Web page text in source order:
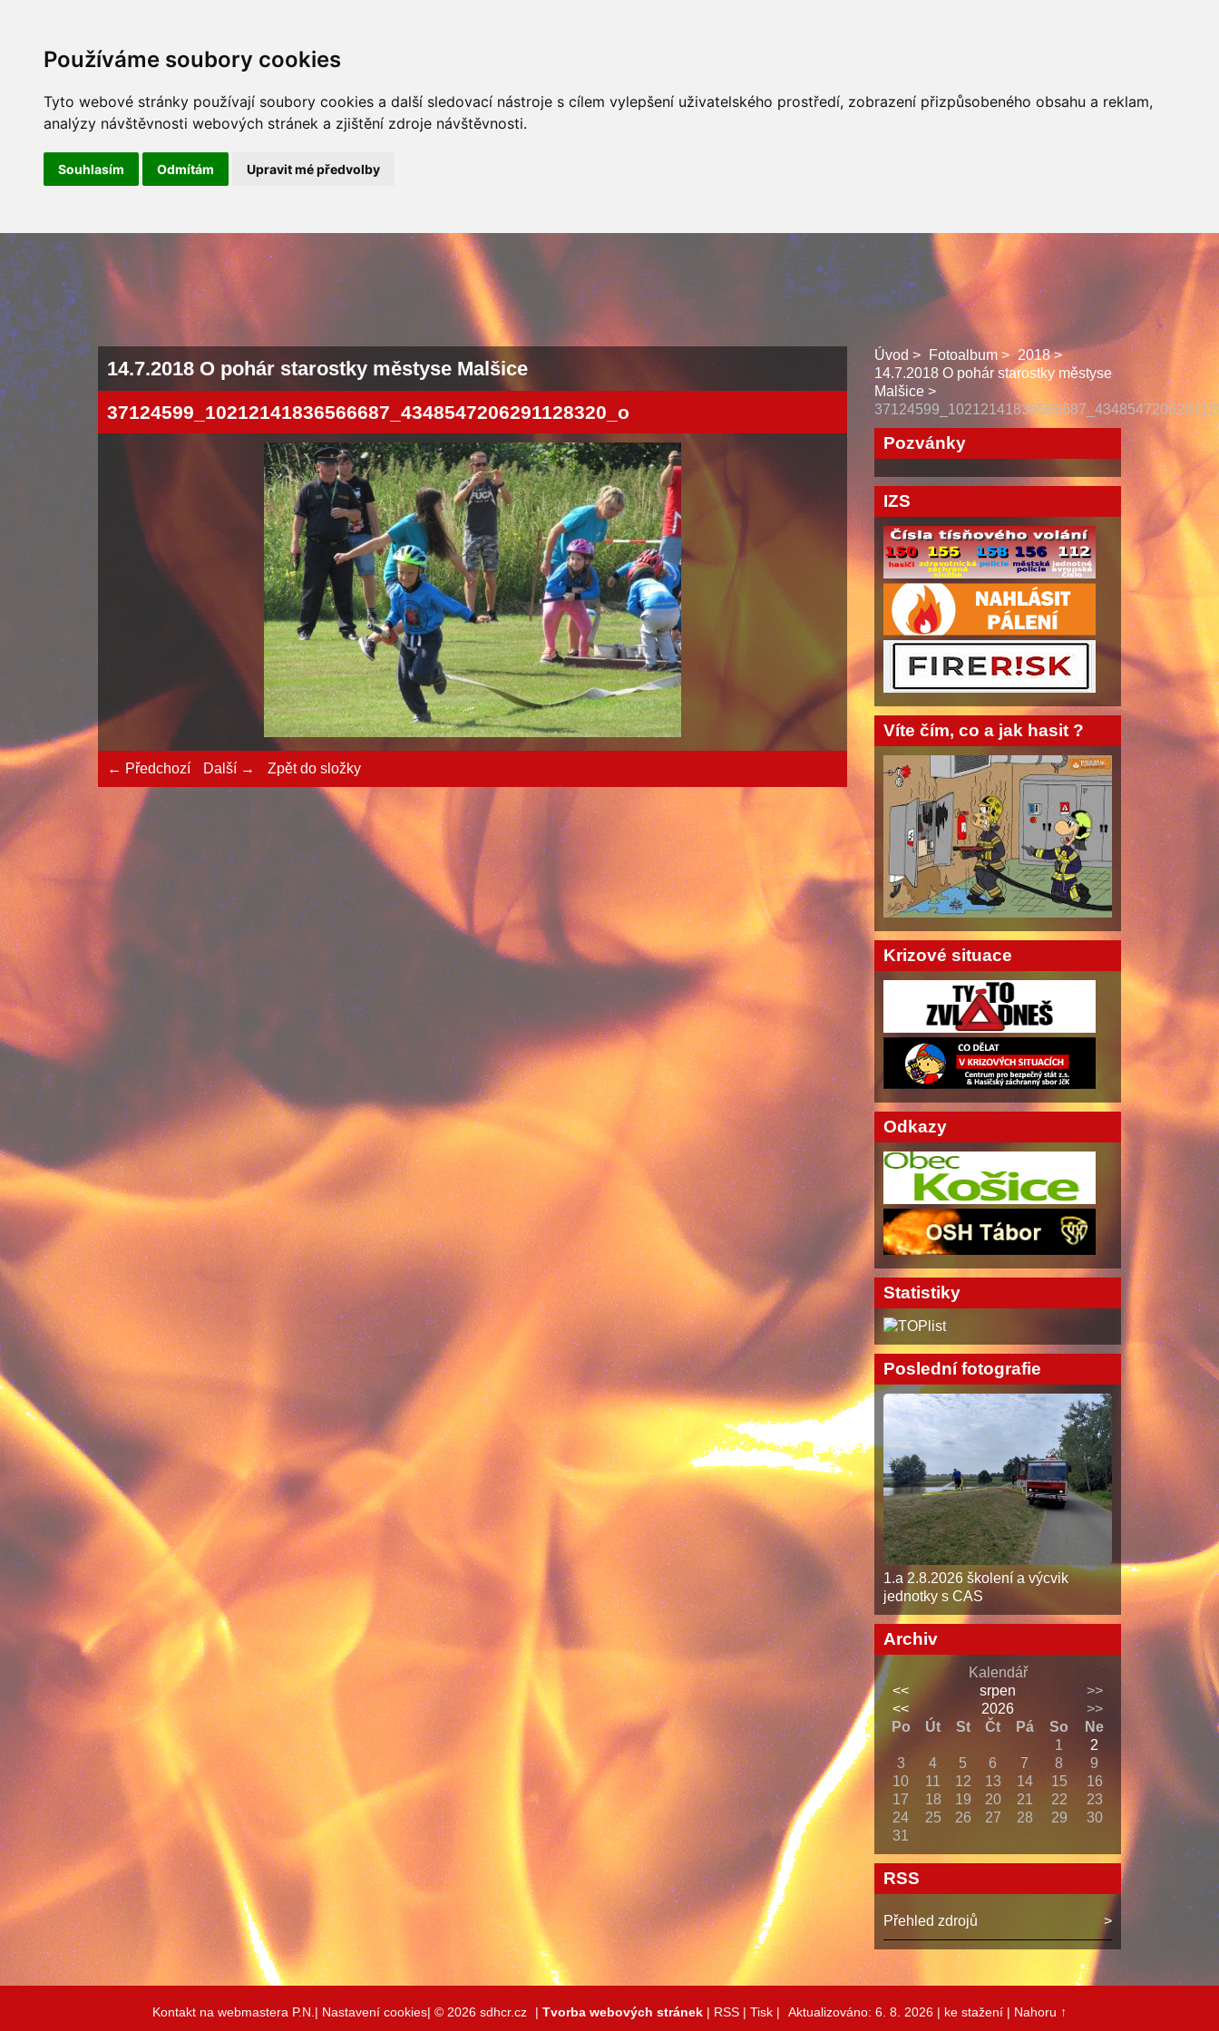
Používáme soubory cookies
Tyto webové stránky používají soubory cookies a další sledovací nástroje s cílem vylepšení uživatelského prostředí, zobrazení přizpůsobeného obsahu a reklam,
analýzy návštěvnosti webových stránek a zjištění zdroje návštěvnosti.
Souhlasím Odmítám Upravit mé předvolby
ÚVOD NOVINKY
14.7.2018 O pohár starostky městyse Malšice
37124599_10212141836566687_4348547206291128320_o
← Předchozí Další → Zpět do složky
Úvod Fotoalbum
2018
14.7.2018 O pohár starostky městyse
Malšice
Pozvánky
IZS
Víte čím, co a jak hasit ?
Krizové situace
Odkazy
Statistiky
Poslední fotografie
1.a 2.8.2026 školení a výcvik
jednotky s CAS
Archiv
Kalendář
<<
srpen
>>
<<
2026
>>
Po
Út St Čt Pá So
Ne
1
2
3
4 5 6 7 8
9
10
11 12 13 14 15
16
17
18 19 20 21 22
23
24
25 26 27 28 29
30
31
RSS
Přehled zdrojů
Kontakt na webmastera P.N.| Nastavení cookies| © 2026 sdhcr.cz | Tvorba webových stránek | RSS | Tisk | Aktualizováno: 6. 8. 2026 | ke stažení | Nahoru ↑